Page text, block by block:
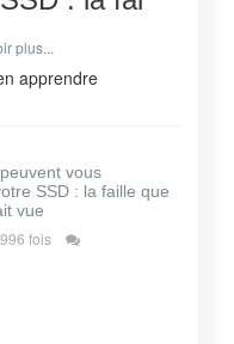
plus...
apprendre
vous
SSD : la faille que
vue
fois